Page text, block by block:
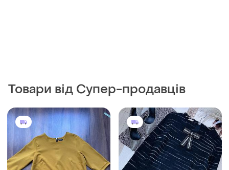
Товари від Супер-продавців